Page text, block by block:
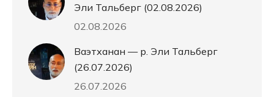
Эли Тальберг (02.08.2026)
02.08.2026
Ваэтханан — р. Эли Тальберг
(26.07.2026)
26.07.2026